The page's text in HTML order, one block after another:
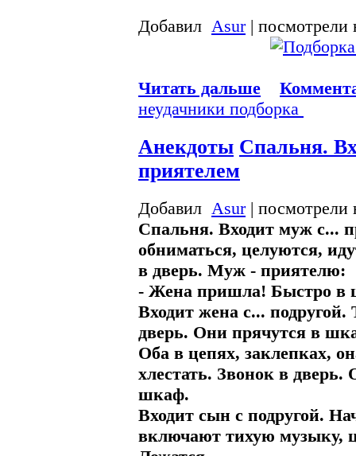
Добавил Asur| посмотрели
Читать дальше
неудачники подборка
Анекдоты Спальня.
приятелем
Добавил Asur| посмотрели
Спальня. Входит муж с...
обниматься, целуются,
в дверь. Муж - приятелю:
- Жена пришла! Быстро в
Входит жена с...
дверь. Они прячутся в
Оба в цепях, заклепках,
хлестать. Звонок в
шкаф.
Входит сын с подругой.
включают тихую музыку,